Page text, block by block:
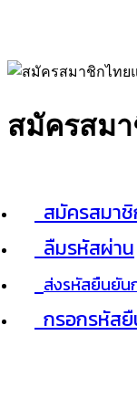
สมัครสม
สมัครสมา
ลืมรหัสผ่าน
ส่งรหัสยืนยัน
กรอกรหัส